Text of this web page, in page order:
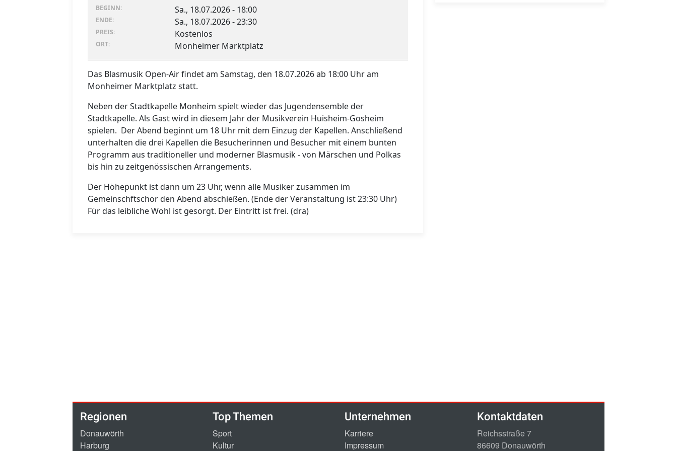
BEGINN: Sa., 18.07.2026 - 18:00
ENDE: Sa., 18.07.2026 - 23:30
PREIS: Kostenlos
ORT: Monheimer Marktplatz
Das Blasmusik Open-Air findet am Samstag, den 18.07.2026 ab 18:00 Uhr am
Monheimer Marktplatz statt.
Neben der Stadtkapelle Monheim spielt wieder das Jugendensemble der
Stadtkapelle. Als Gast wird in diesem Jahr der Musikverein Huisheim-Gosheim
spielen. Der Abend beginnt um 18 Uhr mit dem Einzug der Kapellen. Anschließend
unterhalten die drei Kapellen die Besucherinnen und Besucher mit einem bunten
Programm aus traditioneller und moderner Blasmusik - von Märschen und Polkas
bis hin zu zeitgenössischen Arrangements.
Der Höhepunkt ist dann um 23 Uhr, wenn alle Musiker zusammen im
Gemeinschftschor den Abend abschießen. (Ende der Veranstaltung ist 23:30 Uhr)
Für das leibliche Wohl ist gesorgt. Der Eintritt ist frei. (dra)
Regionen
Donauwörth
Harburg
Top Themen
Sport
Kultur
Unternehmen
Karriere
Impressum
Kontaktdaten
Reichsstraße 7
86609 Donauwörth